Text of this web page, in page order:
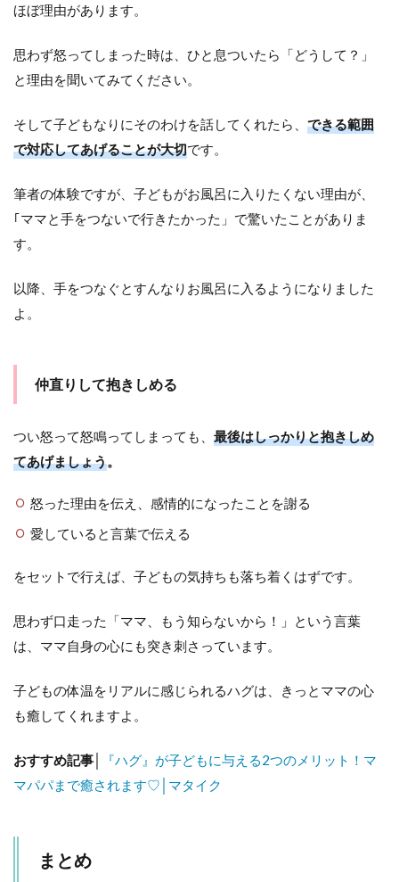
ほぼ理由があります。
思わず怒ってしまった時は、ひと息ついたら「どうして？」
と理由を聞いてみてください。
そして子どもなりにそのわけを話してくれたら、 できる範囲
で対応してあげることが大切です。
筆者の体験ですが、子どもがお風呂に入りたくない理由が、
｢ママと手をつないで行きたかった」で驚いたことがありま
す。
以降、手をつなぐとすんなりお風呂に入るようになりました
よ。
仲直りして抱きしめる
つい怒って怒鳴ってしまっても、 最後はしっかりと抱きしめ
てあげましょう。
怒った理由を伝え、感情的になったことを謝る
愛していると言葉で伝える
をセットで行えば、子どもの気持ちも落ち着くはずです。
思わず口走った「ママ、もう知らないから！」という言葉
は、ママ自身の心にも突き刺さっています。
子どもの体温をリアルに感じられるハグは、きっとママの心
も癒してくれますよ。
おすすめ記事│
『ハグ』が子どもに与える2つのメリット！マ
マパパまで癒されます♡│マタイク
まとめ